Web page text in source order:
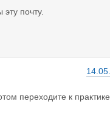
почту.
переходите к